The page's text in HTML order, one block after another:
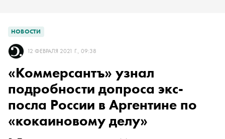
НОВОСТИ
12 ФЕВРАЛЯ 2021 Г., 09:38
«Коммерсантъ» узнал
подробности допроса экс-
посла России в Аргентине по
«кокаиновому делу»